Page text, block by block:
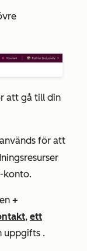
att gå till din
för att
konto.
+
, ett
uppgifts .